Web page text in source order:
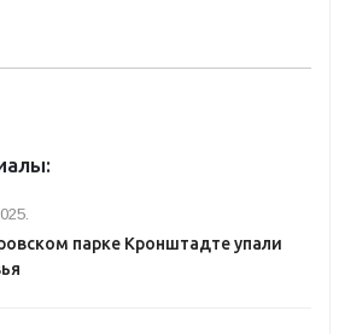
парке Кронштадте упали